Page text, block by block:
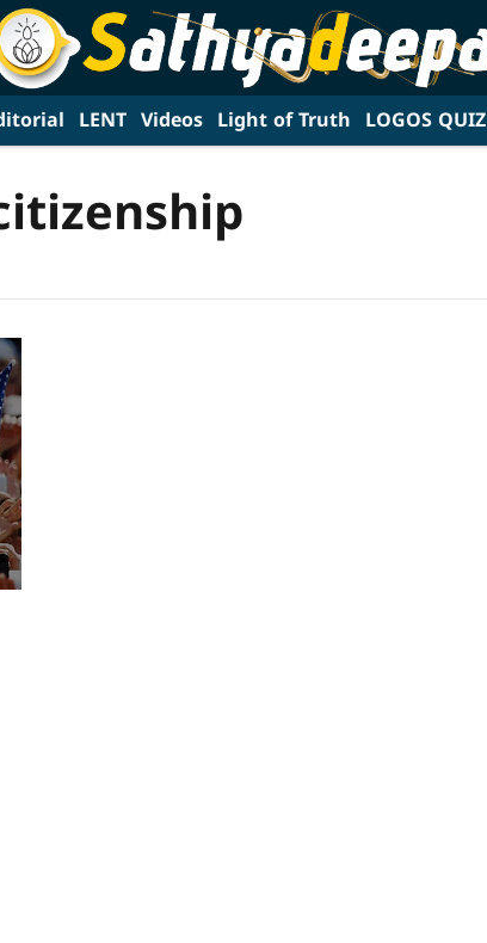
LENT Videos Light of Truth LOGOS QUIZ